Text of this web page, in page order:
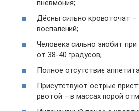
пневмония;
Дёсны сильно кровоточат –
воспалений;
Человека сильно знобит при
от 38-40 градусов;
Полное отсутствие
Присутствуют острые
рвотой – в массах порой